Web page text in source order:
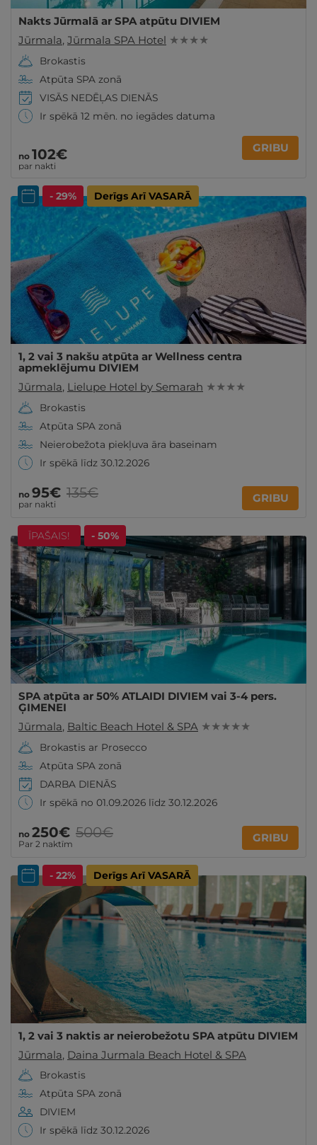
Nakts Jūrmalā ar SPA atpūtu DIVIEM
Jūrmala, Jūrmala SPA Hotel ★ ★ ★ ★
Brokastis
Atpūta SPA zonā
VISĀS NEDĒĻAS DIENĀS
Ir spēkā 12 mēn. no iegādes datuma
no 102€
par nakti
GRIBU
- 29% Derīgs Arī VASARĀ
1, 2 vai 3 nakšu atpūta ar Wellness centra
apmeklējumu DIVIEM
Jūrmala, Lielupe Hotel by Semarah ★ ★ ★ ★
Brokastis
Atpūta SPA zonā
Neierobežota piekļuva āra baseinam
Ir spēkā līdz 30.12.2026
no 95€
par nakti
135€ GRIBU
ĪPAŠAIS! - 50%
SPA atpūta ar 50% ATLAIDI DIVIEM vai 3-4 pers.
ĢIMENEI
Jūrmala, Baltic Beach Hotel & SPA ★ ★ ★ ★ ★
Brokastis ar Prosecco
Atpūta SPA zonā
DARBA DIENĀS
Ir spēkā no 01.09.2026 līdz 30.12.2026
no 250€
Par 2 naktīm
500€ GRIBU
- 22% Derīgs Arī VASARĀ
1, 2 vai 3 naktis ar neierobežotu SPA atpūtu DIVIEM
Jūrmala, Daina Jurmala Beach Hotel & SPA
Brokastis
Atpūta SPA zonā
DIVIEM
Ir spēkā līdz 30.12.2026